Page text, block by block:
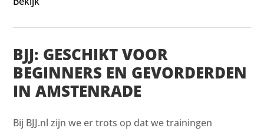
BJJ: GESCHIKT VOOR
BEGINNERS EN GEVORDERDEN
IN AMSTENRADE
Bij BJJ.nl zijn we er trots op dat we trainingen